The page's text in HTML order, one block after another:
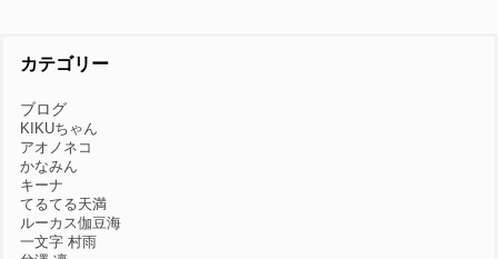
カテゴリー
ブログ
KIKUちゃん
アオノネコ
かなみん
キーナ
てるてる天満
ルーカス伽豆海
一文字 村雨